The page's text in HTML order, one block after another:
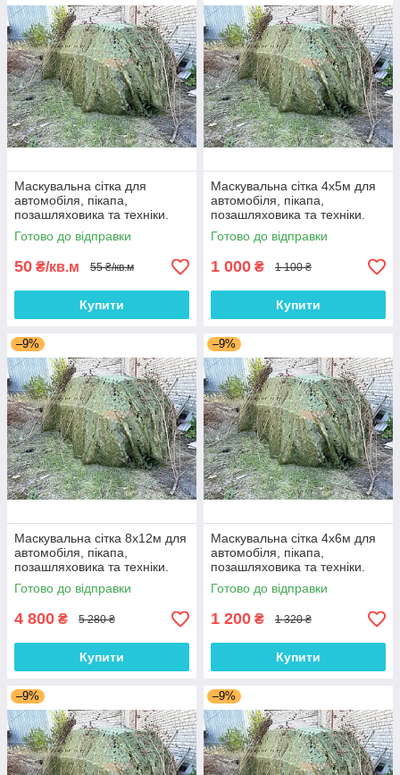
Маскувальна сітка для
автомобіля, пікапа,
позашляховика та техніки.
Сітка маскувальна камуфляж
(листя)
Готово до відправки
50 ₴/кв.м 55 ₴/кв.м
Купити
Маскувальна сітка 4х5м для
автомобіля, пікапа,
позашляховика та техніки.
Сітка маскувальна камуфляж
(листя)
Готово до відправки
1 000 ₴ 1 100 ₴
Купити
–9%
Маскувальна сітка 8х12м для
автомобіля, пікапа,
позашляховика та техніки.
Сітка маскувальна камуфляж
(листя)
Готово до відправки
4 800 ₴ 5 280 ₴
Купити
–9%
Маскувальна сітка 4х6м для
автомобіля, пікапа,
позашляховика та техніки.
Сітка маскувальна камуфляж
(листя)
Готово до відправки
1 200 ₴ 1 320 ₴
Купити
–9% –9%